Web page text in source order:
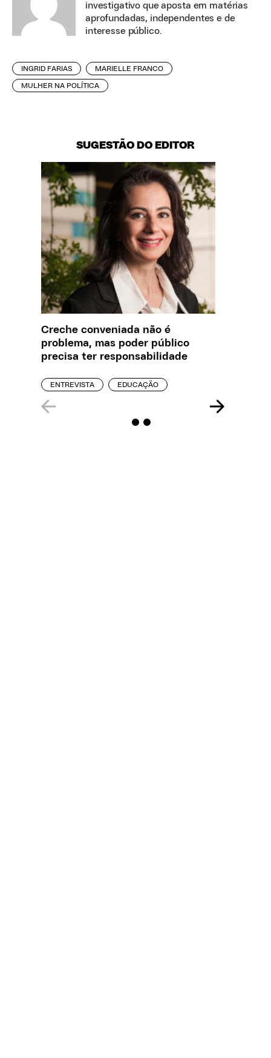
investigativo que aposta em matérias
aprofundadas, independentes e de
interesse público.
INGRID FARIAS MARIELLE FRANCO
MULHER NA POLÍTICA
SUGESTÃO DO EDITOR
Creche conveniada não é
problema, mas poder público
precisa ter responsabilidade
ENTREVISTA EDUCAÇÃO